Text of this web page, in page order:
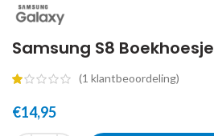
Samsung S8 Boekhoesje
(1 klantbeoordeling)
€14,95